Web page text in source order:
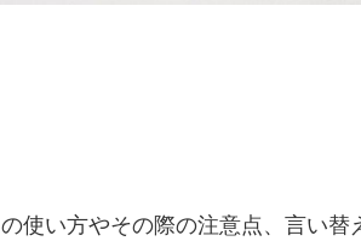
の使い方やその際の注意点、言い替